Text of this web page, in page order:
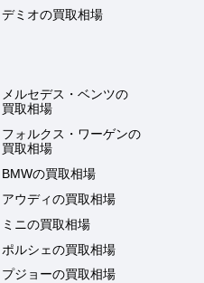
デミオの買取相場
メルセデス・ベンツの
買取相場
フォルクス・ワーゲンの
買取相場
BMWの買取相場
アウディの買取相場
ミニの買取相場
ポルシェの買取相場
プジョーの買取相場